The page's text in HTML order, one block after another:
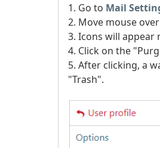
1. Go to Mail
2. Move mouse
3. Icons will appear
4. Click on the
5. After clicking, a
"Trash".